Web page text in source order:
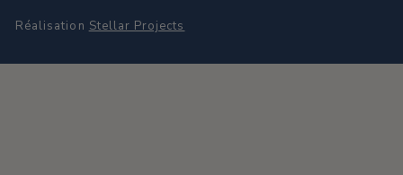
Réalisation Stellar Projects